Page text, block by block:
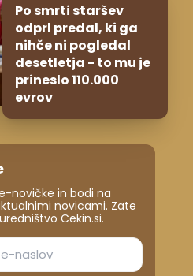
Po smrti staršev
odprl predal, ki ga
nihče ni pogledal
desetletja - to mu je
prineslo 110.000
evrov
novičke in bodi na
novicami. Zate
Cekin.si.